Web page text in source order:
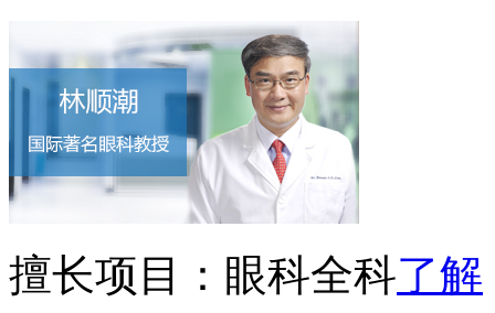
擅长项目： 眼科全科了解